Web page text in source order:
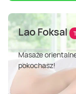
Lao Foksal
Masaże
pokochasz!